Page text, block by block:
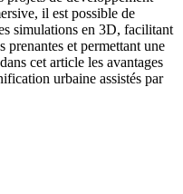
il est possible de
simulations en 3D, facilitant
prenantes et permettant une
cet article les avantages
urbaine assistés par